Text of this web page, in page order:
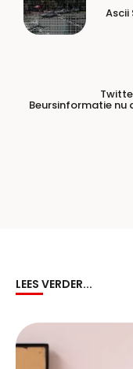
Ascii
Beursinformatie nu
LEES VERDER...